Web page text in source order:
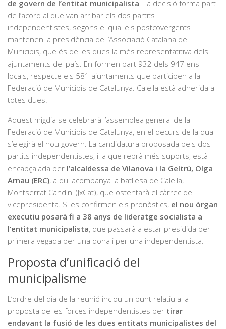
de govern de l’entitat municipalista . La decisió forma part
de l’acord al que van arribar els dos partits
independentistes, segons el qual els postcovergents
mantenen la presidència de l’Associació Catalana de
Municipis, que és de les dues la més representatitiva dels
ajuntaments del país. En formen part 932 dels 947 ens
locals, respecte els 581 ajuntaments que participen a la
Federació de Municipis de Catalunya. Calella està adherida a
totes dues.
Aquest migdia se celebrarà l’assemblea general de la
Federació de Municipis de Catalunya, en el decurs de la qual
s’elegirà el nou govern. La candidatura proposada pels dos
partits independentistes, i la que rebrà més suports, està
encapçalada per l’alcaldessa de Vilanova i la Geltrú, Olga
Arnau (ERC), a qui acompanya la batllesa de Calella,
Montserrat Candini (JxCat), que ostentarà el càrrec de
vicepresidenta. Si es confirmen els pronòstics, el nou òrgan
executiu posarà fi a 38 anys de lideratge socialista a
l’entitat municipalista, que passarà a estar presidida per
primera vegada per una dona i per una independentista.
Proposta d’unificació del
municipalisme
L’ordre del dia de la reunió inclou un punt relatiu a la
proposta de les forces independentistes per tirar
endavant la fusió de les dues entitats municipalistes del